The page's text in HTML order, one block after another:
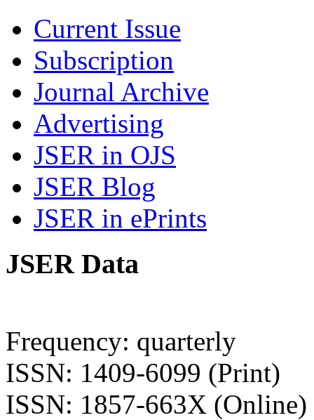
Current Issue
Subscription
Journal Archive
Advertising
JSER in OJS
JSER Blog
JSER in ePrints
JSER Data
Frequency: quarterly
ISSN: 1409-6099 (Print)
ISSN: 1857-663X (Online)